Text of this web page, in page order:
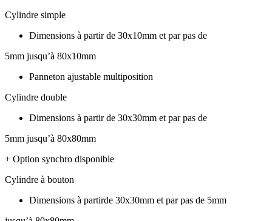
Cylindre simple
Dimensions à partir de 30x10mm et par pas de
5mm jusqu’à 80x10mm
Panneton ajustable multiposition
Cylindre double
Dimensions à partir de 30x30mm et par pas de
5mm jusqu’à 80x80mm
+ Option synchro disponible
Cylindre à bouton
Dimensions à partirde 30x30mm et par pas de 5mm